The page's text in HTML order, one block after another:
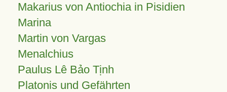
Makarius von Antiochia in Pisidien
Marina
Martin von Vargas
Menalchius
Paulus Lê Bảo Tịnh
Platonis und Gefährten